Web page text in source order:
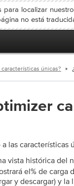
para localizar
no está
únicas?
las
vista histórica del
el% de carga
y descargar) y la